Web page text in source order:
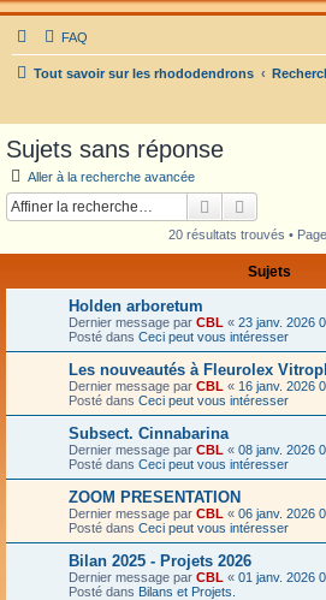
FAQ
Tout savoir sur les rhododendrons
Sujets sans réponse
Aller à la recherche avancée
Rechercher
20 résultats trouvés • Page
Sujets
Holden arboretum
Dernier message par CBL « 23 janv. 2026
Posté dans Ceci peut vous intéresser
Les nouveautés à Fleurolex
Dernier message par CBL « 16 janv. 2026
Posté dans Ceci peut vous intéresser
Subsect. Cinnabarina
Dernier message par CBL « 08 janv. 2026
Posté dans Ceci peut vous intéresser
ZOOM PRESENTATION
Dernier message par CBL « 06 janv. 2026
Posté dans Ceci peut vous intéresser
Bilan 2025 - Projets 2026
Dernier message par CBL « 01 janv. 2026
Posté dans Bilans et Projets.